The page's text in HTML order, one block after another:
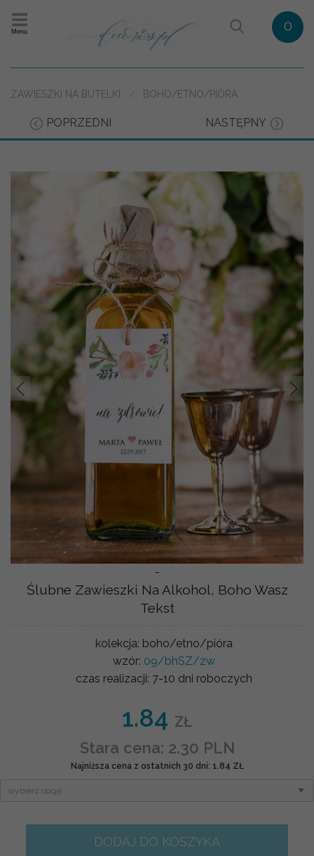
Menu 0
ZAWIESZKI NA BUTELKI BOHO/ETNO/PIÓRA
POPRZEDNI NASTĘPNY
-
Prev
Ślubne Zawieszki Na Alkohol, Boho Wasz
Tekst
kolekcja: boho/etno/pióra
wzór: 09/bhSZ/zw
czas realizacji: 7-10 dni roboczych
1.84 ZŁ
Stara cena: 2.30 PLN
Najniższa cena z ostatnich 30 dni: 1.84 ZŁ
DODAJ DO KOSZYKA